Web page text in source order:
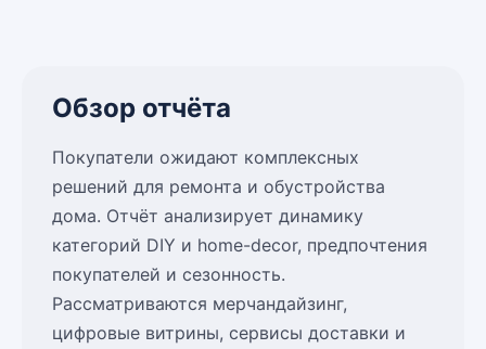
Обзор отчёта
Покупатели ожидают комплексных
решений для ремонта и обустройства
дома. Отчёт анализирует динамику
категорий DIY и home-decor, предпочтения
покупателей и сезонность.
Рассматриваются мерчандайзинг,
цифровые витрины, сервисы доставки и